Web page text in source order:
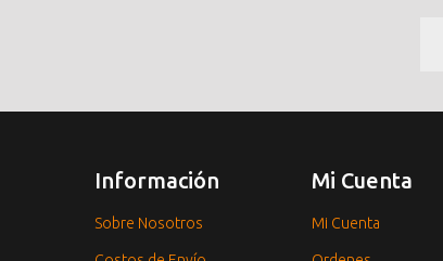
Información
Sobre Nosotros
Mi Cuenta
Mi Cuenta